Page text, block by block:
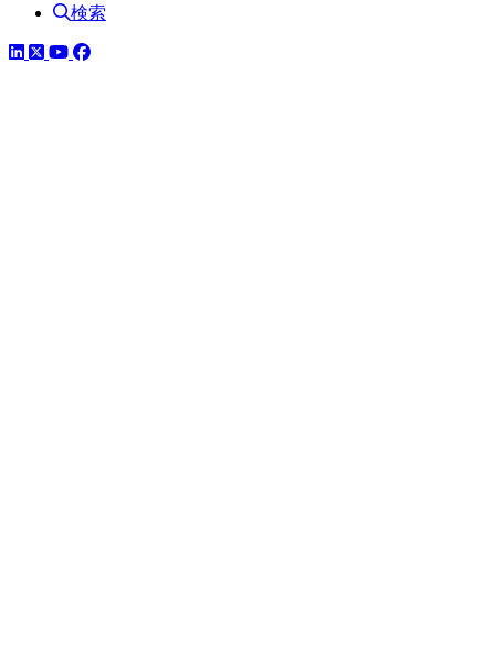
検索
LinkedIn
ツイッター
YouTube
Facebook